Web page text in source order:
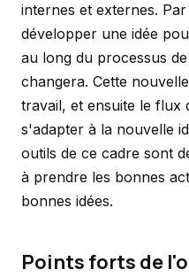
internes et externes.
développer une idée
au long du processus
changera. Cette
travail, et ensuite le flux
s'adapter à la nouvelle
outils de ce cadre sont
à prendre les bonnes
bonnes idées.
Points forts de